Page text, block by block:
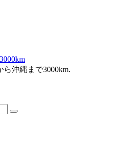
沖縄まで3000km.